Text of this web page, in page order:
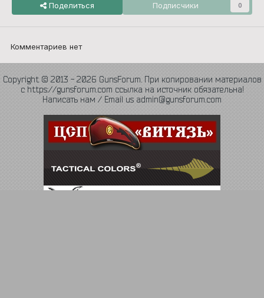
Поделиться Подписчики 0
Комментариев нет
Copyright © 2013 - 2026 GunsForum. При копировании материалов
с https://gunsforum.com ссылка на источник обязательна!
Написать нам / Email us admin@gunsforum.com